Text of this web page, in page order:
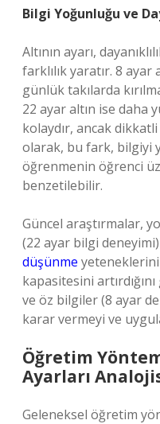
Bilgi Yoğunluğu ve
Altının ayarı,
farklılık yaratır. 8 ayar
günlük takılarda
22 ayar altın ise daha
kolaydır, ancak dikkatli
olarak, bu fark, bilgiyi
öğrenmenin öğrenci
benzetilebilir.
Güncel araştırmalar,
(22 ayar bilgi
düşünme
kapasitesini
ve öz bilgiler (8 ayar
karar vermeyi ve
Öğretim
Ayarları
Geleneksel öğretim